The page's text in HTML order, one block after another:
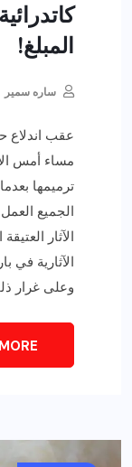
المبلغ!
ساره سمير
عقب اندلاع
مساء أمس
ترميمها
الجميع
الآثار
الآثارية
وعلى غرار